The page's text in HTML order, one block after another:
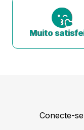
Muito
Conecte-